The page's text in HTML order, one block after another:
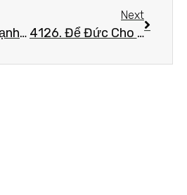
4124. Người Hạnh Phúc
Next
4126. Để Đức Cho Con